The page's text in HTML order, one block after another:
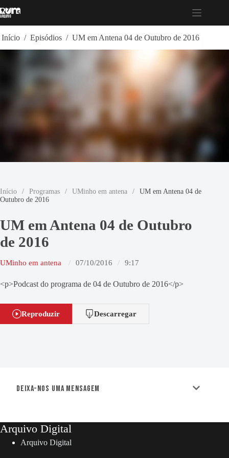
para
Início / Episódios / UM em Antena 04 de Outubro de 2016
Início / Programas / UMinho em antena /
UM em Antena 04 de
Outubro de 2016
UM em Antena 04 de Outubro
de 2016
UMinho em antena 07/10/2016 9:17
<p>Podcast do programa de 04 de Outubro de 2016</p>
Reproduzir Descarregar
Deixa-nos uma mensagem
Arquivo Digital
Arquivo Digital